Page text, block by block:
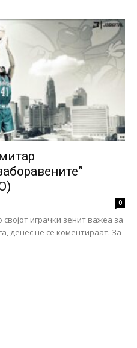
0
својот играчки зенит важеа за
денес не се коментираат. За